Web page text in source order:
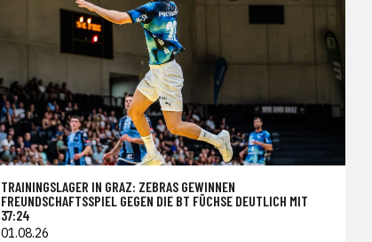
TRAININGSLAGER IN GRAZ: ZEBRAS GEWINNEN
FREUNDSCHAFTSSPIEL GEGEN DIE BT FÜCHSE DEUTLICH MIT
37:24
01.08.26